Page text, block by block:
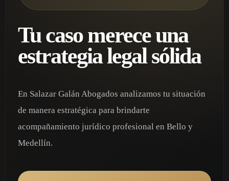
Tu caso merece una
estrategia legal sólida
En Salazar Galán Abogados analizamos tu situación
de manera estratégica para brindarte
acompañamiento jurídico profesional en Bello y
Medellín.